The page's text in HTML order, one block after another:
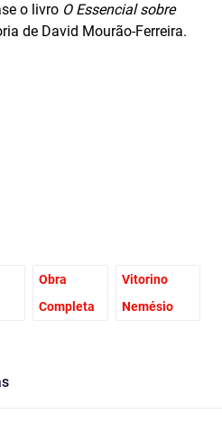
o livro O Essencial sobre
de David Mourão-Ferreira.
Obra
Completa
Vitorino
Nemésio